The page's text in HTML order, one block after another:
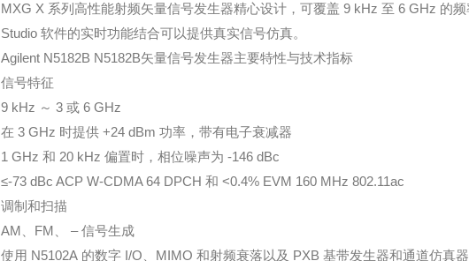
MXG X 系列高性能射频矢量信号发生器精心设计，可覆盖 9 kHz 至 6 GHz 的
Studio 软件的实时功能结合可以提供真实信号仿真。
Agilent N5182B N5182B矢量信号发生器主要特性与技术指标
信号特征
9 kHz ～ 3 或 6 GHz
在 3 GHz 时提供 +24 dBm 功率，带有电子衰减器
1 GHz 和 20 kHz 偏置时，相位噪声为 -146 dBc
≤-73 dBc ACP W-CDMA 64 DPCH 和 <0.4% EVM 160 MHz 802.11ac
调制和扫描
AM 、FM –信号生成
使用 N5102A 的数字 I/O 、MIMO 和射频衰落以及 PXB 基带发生器和通道仿真